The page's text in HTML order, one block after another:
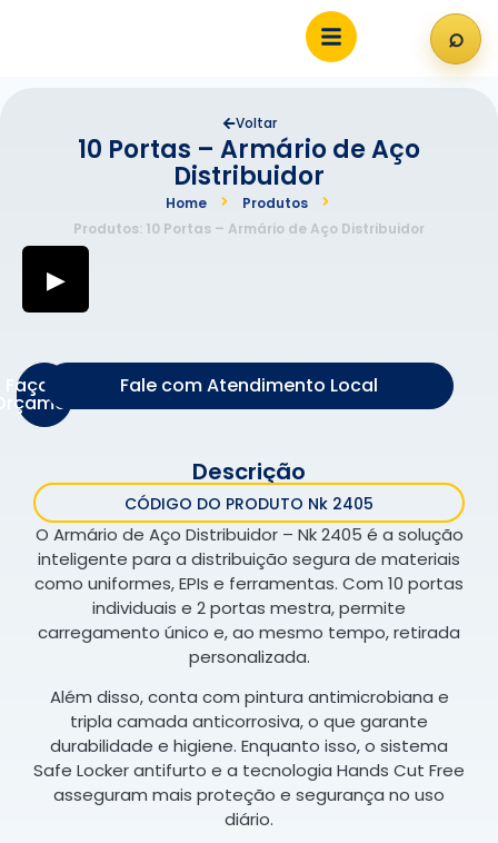
⌕
Voltar
10 Portas – Armário de Aço
Distribuidor
Home
Produtos
Produtos: 10 Portas – Armário de Aço Distribuidor
▶
Faça um Fale com Atendimento Local
Descrição
CÓDIGO DO PRODUTO Nk 2405
O Armário de Aço Distribuidor – Nk 2405 é a solução
inteligente para a distribuição segura de materiais
como uniformes, EPIs e ferramentas. Com 10 portas
individuais e 2 portas mestra, permite
carregamento único e, ao mesmo tempo, retirada
personalizada.
Além disso, conta com pintura antimicrobiana e
tripla camada anticorrosiva, o que garante
durabilidade e higiene. Enquanto isso, o sistema
Safe Locker antifurto e a tecnologia Hands Cut Free
asseguram mais proteção e segurança no uso
diário.